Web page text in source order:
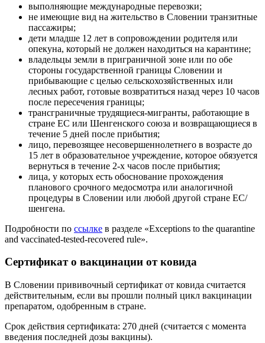
выполняющие международные перевозки;
не имеющие вид на жительство в Словении транзитные
пассажиры;
дети младше 12 лет в сопровождении родителя или
опекуна, который не должен находиться на карантине;
владельцы земли в приграничной зоне или по обе
стороны государственной границы Словении и
прибывающие с целью сельскохозяйственных или
лесных работ, готовые возвратиться назад через 10 часов
после пересечения границы;
трансграничные трудящиеся-мигранты, работающие в
стране ЕС или Шенгенского союза и возвращающиеся в
течение 5 дней после прибытия;
лицо, перевозящее несовершеннолетнего в возрасте до
15 лет в образовательное учреждение, которое обязуется
вернуться в течение 2-х часов после прибытия;
лица, у которых есть обоснование прохождения
планового срочного медосмотра или аналогичной
процедуры в Словении или любой другой стране ЕС/
шенгена.
Подробности по ссылке в разделе «Exceptions to the quarantine
and vaccinated-tested-recovered rule».
Сертификат о вакцинации от ковида
В Словении прививочный сертификат от ковида считается
действительным, если вы прошли полный цикл вакцинации
препаратом, одобренным в стране.
Срок действия сертификата: 270 дней (считается с момента
введения последней дозы вакцины).